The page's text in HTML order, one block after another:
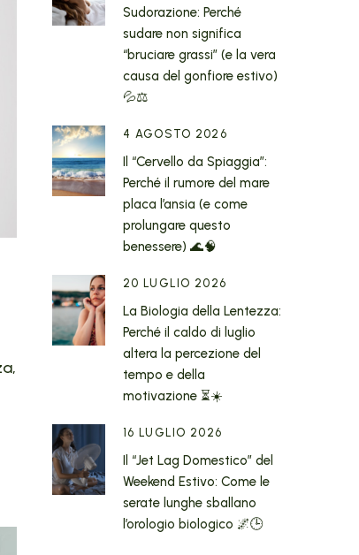
Sudorazione: Perché
sudare non significa
“bruciare grassi” (e la vera
causa del gonfiore estivo)
💦⚖️
4 AGOSTO 2026
Il “Cervello da Spiaggia”:
Perché il rumore del mare
placa l’ansia (e come
prolungare questo
benessere) 🌊🧠
20 LUGLIO 2026
La Biologia della Lentezza:
Perché il caldo di luglio
altera la percezione del
tempo e della
motivazione ⏳☀️
16 LUGLIO 2026
Il “Jet Lag Domestico” del
Weekend Estivo: Come le
serate lunghe sballano
l’orologio biologico 🌌🕒